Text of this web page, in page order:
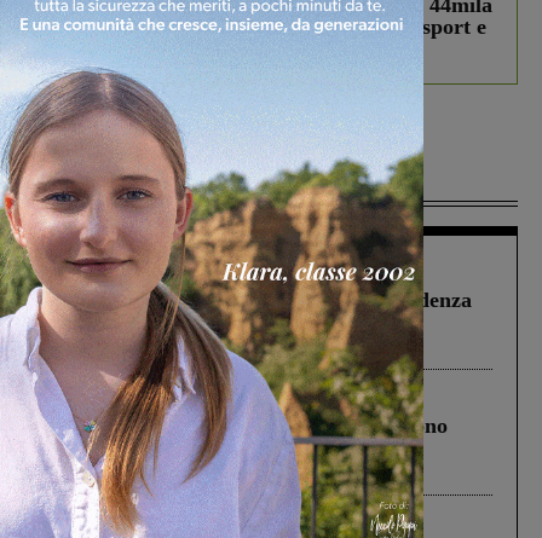
Estra Notizie agosto: Smart Cities, oltre 44mila
studenti coinvolti, torna il bando per lo sport e
debutta il podcast Estrair
Più lette
Figline Incisa Valdarno 1 Agosto 2026
Piscina di Figline finanziata oltre la scadenza
Pnrr, il gruppo di Fratelli d’Italia: “Un
ringraziamento al Governo”
Cronaca 4 Agosto 2026
Un anno fa la strage in A1 in cui morirono
Gianni, Giulia e Franco. Lo schianto, il
processo, lo stop ai sorpassi fra tir....
Cronaca 3 Agosto 2026